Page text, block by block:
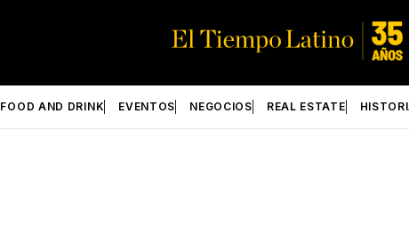
FOOD AND DRINK EVENTOS NEGOCIOS REAL ESTATE